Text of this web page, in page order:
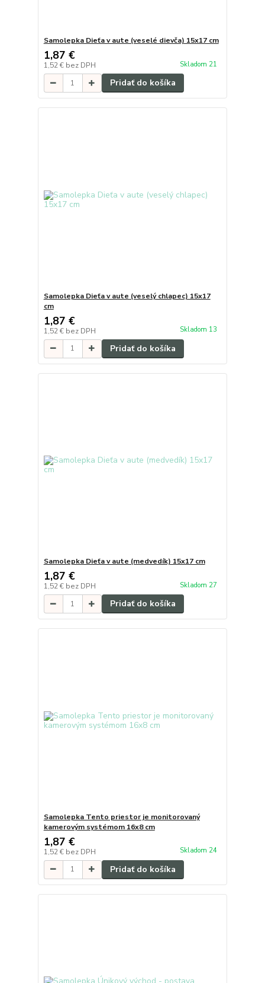
Samolepka Dieťa v aute (veselé dievča) 15x17 cm
1,87 €
1,52 € bez DPH Skladom 21
Pridať do košíka
Samolepka Dieťa v aute (veselý chlapec) 15x17
cm
1,87 €
1,52 € bez DPH Skladom 13
Pridať do košíka
Samolepka Dieťa v aute (medvedík) 15x17 cm
1,87 €
1,52 € bez DPH Skladom 27
Pridať do košíka
Samolepka Tento priestor je monitorovaný
kamerovým systémom 16x8 cm
1,87 €
1,52 € bez DPH Skladom 24
Pridať do košíka